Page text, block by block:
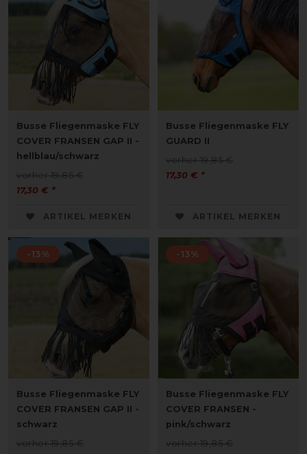
Busse Fliegenmaske FLY
COVER FRANSEN GAP II -
hellblau/schwarz
vorher 19,85 €
17,30 € *
ARTIKEL MERKEN
Busse Fliegenmaske FLY
GUARD II
vorher 19,85 €
17,30 € *
ARTIKEL MERKEN
-13%
Busse Fliegenmaske FLY
COVER FRANSEN GAP II -
schwarz
vorher 19,85 €
-13%
Busse Fliegenmaske FLY
COVER FRANSEN -
pink/schwarz
vorher 19,85 €